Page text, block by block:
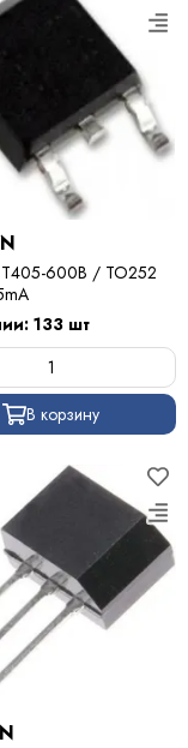
T405-600B / TO252
133 шт
В корзину